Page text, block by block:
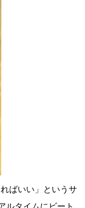
ばいい」というサ